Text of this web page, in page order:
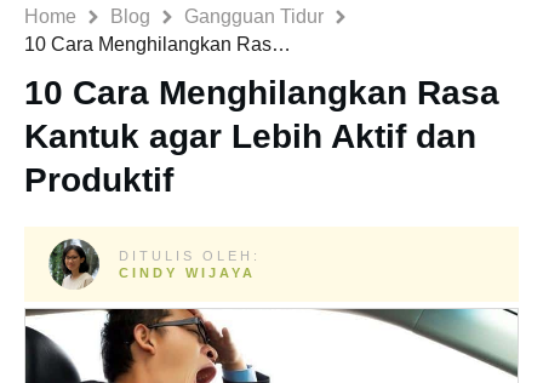
Home Blog
Gangguan Tidur
10 Cara Menghilangkan Rasa Kantuk agar Lebih Aktif dan Produktif
10 Cara Menghilangkan Rasa
Kantuk agar Lebih Aktif dan
Produktif
DITULIS OLEH:
CINDY WIJAYA